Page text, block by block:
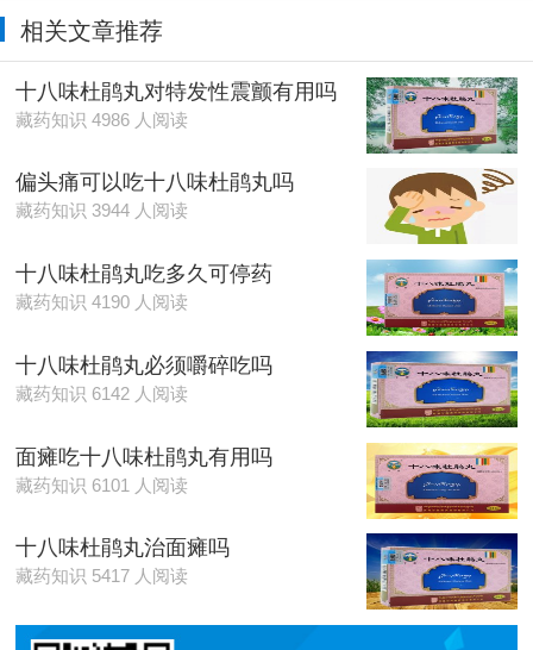
痛。
相关文章推荐
十八味杜鹃丸对特发性震颤有用吗
藏药知识 4986 人阅读
偏头痛可以吃十八味杜鹃丸吗
藏药知识 3944 人阅读
十八味杜鹃丸吃多久可停药
藏药知识 4190 人阅读
十八味杜鹃丸必须嚼碎吃吗
藏药知识 6142 人阅读
面瘫吃十八味杜鹃丸有用吗
藏药知识 6101 人阅读
十八味杜鹃丸治面瘫吗
藏药知识 5417 人阅读